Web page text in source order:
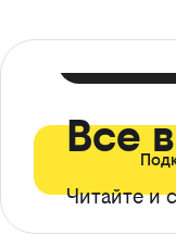
Все
Читайте и